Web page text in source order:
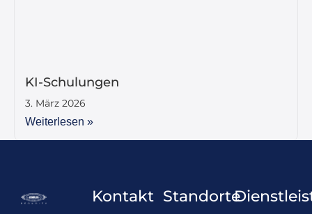
KI-Schulungen
3. März 2026
Weiterlesen »
Kontakt Standorte